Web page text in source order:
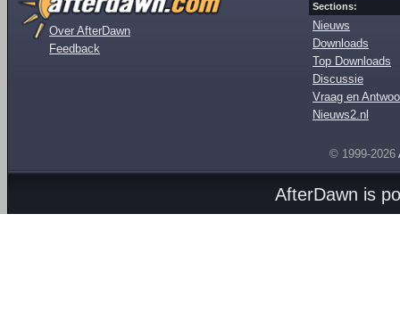
Over AfterDawn
Feedback
Sections:
Nieuws
Downloads
Top Downloads
Discussie
Vraag en
Nieuws2.nl
© 1999-2026
AfterDawn is